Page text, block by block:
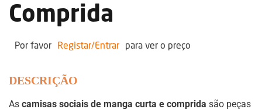
Comprida
Por favor Registar/Entrar para ver o preço
DESCRIÇÃO
As camisas sociais de manga curta e comprida são peças